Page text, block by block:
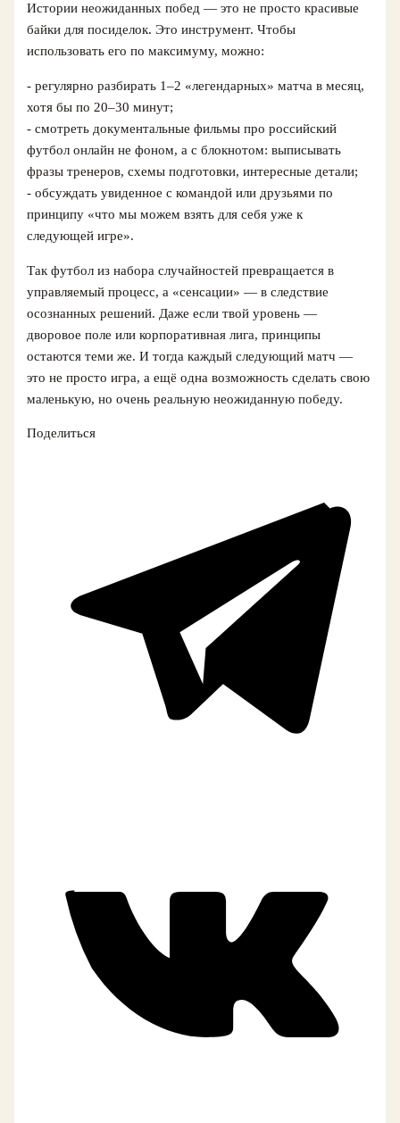
Истории неожиданных побед — это не просто красивые
байки для посиделок. Это инструмент. Чтобы
использовать его по максимуму, можно:
- регулярно разбирать 1–2 «легендарных» матча в месяц,
хотя бы по 20–30 минут;
- смотреть документальные фильмы про российский
футбол онлайн не фоном, а с блокнотом: выписывать
фразы тренеров, схемы подготовки, интересные детали;
- обсуждать увиденное с командой или друзьями по
принципу «что мы можем взять для себя уже к
следующей игре».
Так футбол из набора случайностей превращается в
управляемый процесс, а «сенсации» — в следствие
осознанных решений. Даже если твой уровень —
дворовое поле или корпоративная лига, принципы
остаются теми же. И тогда каждый следующий матч —
это не просто игра, а ещё одна возможность сделать свою
маленькую, но очень реальную неожиданную победу.
Поделиться